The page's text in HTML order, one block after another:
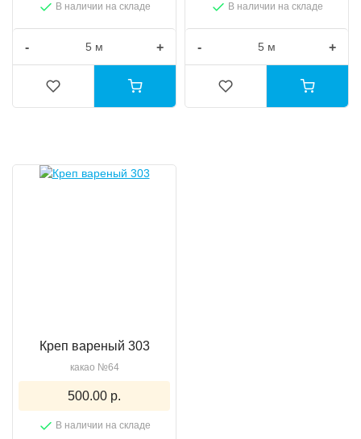
В наличии на складе
- +
В наличии на складе
- +
Креп вареный 303
какао №64
500.00 р.
В наличии на складе